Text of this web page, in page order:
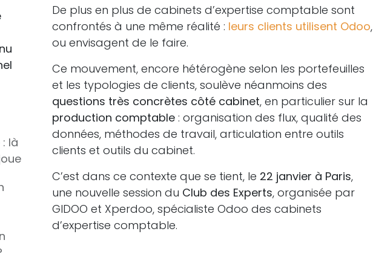
là
De plus en plus de cabinets d’expertise comptable sont
confrontés à une même réalité : leurs clients utilisent Odoo,
ou envisagent de le faire.
Ce mouvement, encore hétérogène selon les portefeuilles
et les typologies de clients, soulève néanmoins des
questions très concrètes côté cabinet, en particulier sur la
production comptable: organisation des flux, qualité des
données, méthodes de travail, articulation entre outils
clients et outils du cabinet.
C’est dans ce contexte que se tient, le 22 janvier à Paris,
une nouvelle session du Club des Experts, organisée par
GIDOO et Xperdoo, spécialiste Odoo des cabinets
d’expertise comptable.